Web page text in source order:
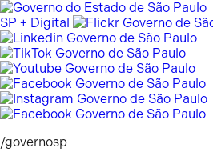
Pular
para
o
conteúdo
SP + Digital
/governosp